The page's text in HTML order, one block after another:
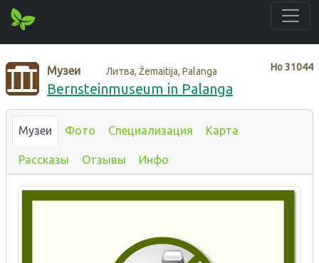
Нo31044
Музеи Литва, Žemaitija, Palanga
Bernsteinmuseum in Palanga
Музеи Фото Специализация Карта
Рассказы Отзывы Инфо